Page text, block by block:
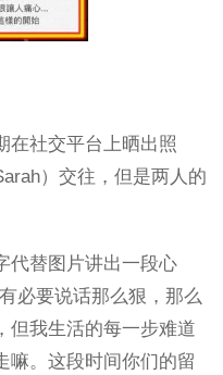
在社交平台上晒出照
）交往，但是两人的
代替图片讲出一段心
必要说话那么狠，那么
但我生活的每一步难道
嘛。这段时间你们的留